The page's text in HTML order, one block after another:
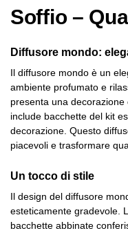
Soffio –
Diffusore mondo:
Il diffusore mondo è un
ambiente profumato e
presenta una
include bacchette del kit
decorazione. Questo
piacevoli e trasformare
Un tocco di stile
Il design del diffusore
esteticamente gradevole.
bacchette abbinate